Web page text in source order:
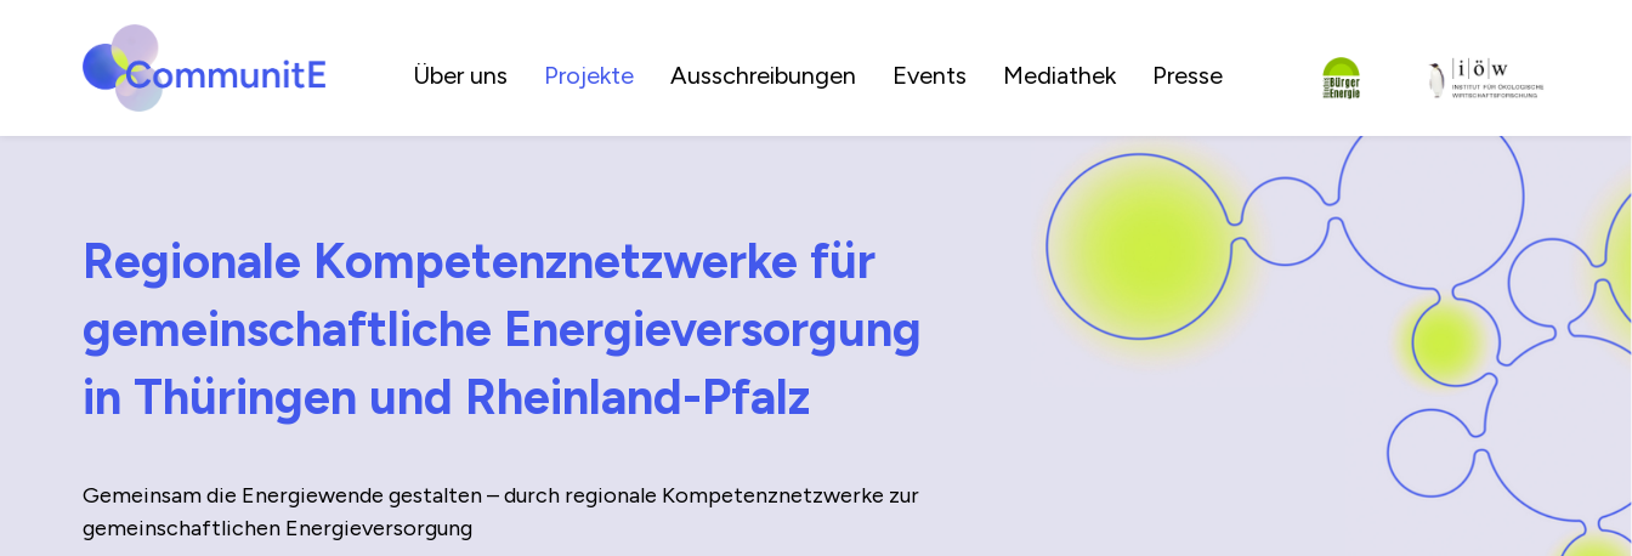
Über uns Projekte Ausschreibungen Events Mediathek Presse
Regionale Kompetenz­netzwerke für
gemein­schaftliche Energie­versorgung
in Thüringen und Rheinland-Pfalz
Gemeinsam die Energiewende gestalten – durch regionale Kompetenz­netzwerke zur
gemein­schaftlichen Energie­versorgung